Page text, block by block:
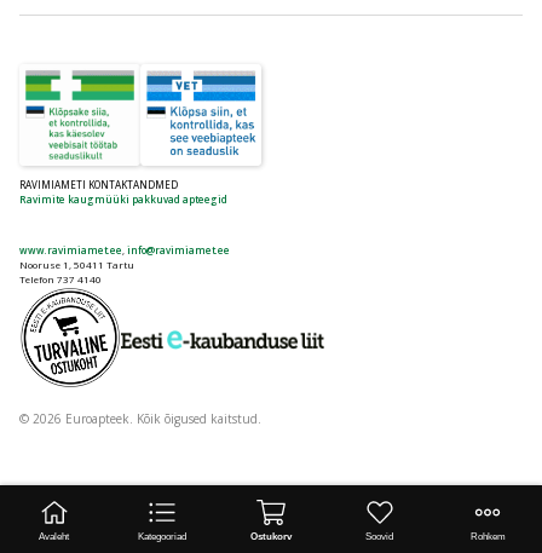
RAVIMIAMETI KONTAKTANDMED
Ravimite kaugmüüki pakkuvad apteegid
www.ravimiamet.ee info@ravimiamet.ee
Nooruse 1, 50411 Tartu
Telefon 737 4140
© 2026 Euroapteek. Kõik õigused kaitstud.
Avaleht Kategooriad Ostukorv Soovid Rohkem